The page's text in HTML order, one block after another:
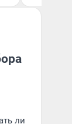
ли